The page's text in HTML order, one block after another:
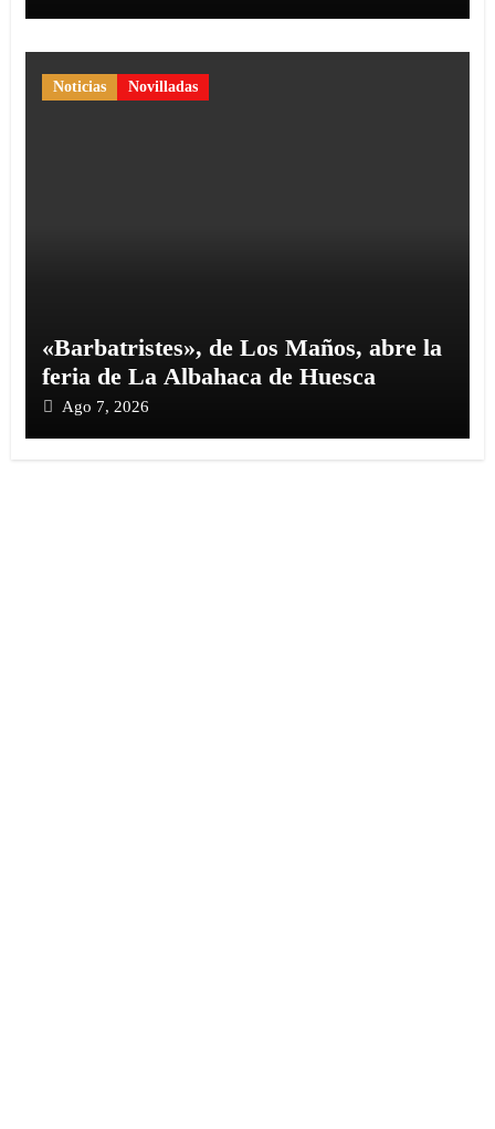
Noticias Novilladas
«Barbatristes», de Los Maños, abre la
feria de La Albahaca de Huesca
Ago 7, 2026